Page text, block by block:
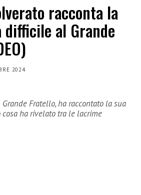
racconta la
al Grande
2024
Fratello, ha raccontato la sua
ha rivelato tra le lacrime